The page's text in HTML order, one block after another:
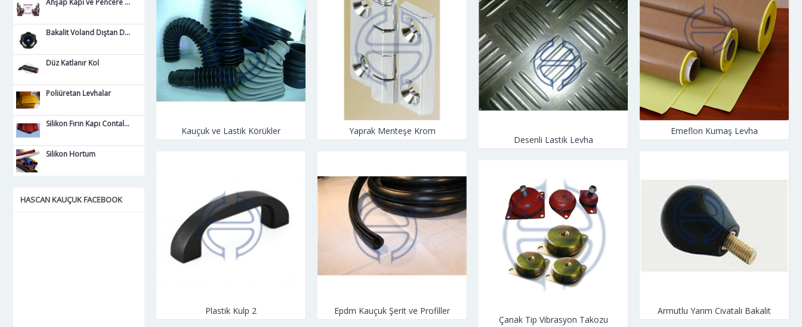
Ahşap Kapı ve Pencere Fitilleri
Bakalit Voland Dıştan Desenli Kare Bağlantılı
Düz Katlanır Kol
Poliüretan Levhalar
Silikon Fırın Kapı Contaları
Silikon Hortum
HASCAN KAUÇUK FACEBOOK
Kauçuk ve Lastik Körükler Yaprak Menteşe Krom Emeflon Kumaş Levha
Desenli Lastik Levha
Plastik Kulp 2 Epdm Kauçuk Şerit ve Profiller Armutlu Yarım Civatalı Bakalit
Çanak Tip Vibrasyon Takozu